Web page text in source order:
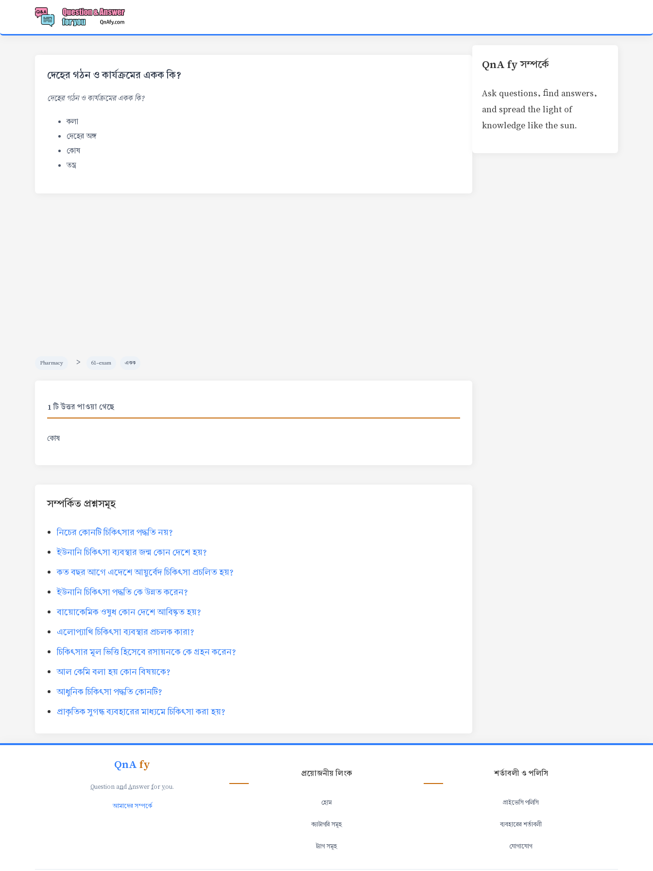
দেহের গঠন ও কার্যক্রমের একক কি?
দেহের গঠন ও কার্যক্রমের একক কি?
কলা
দেহের অঙ্গ
কোষ
তন্ত্র
Pharmacy > 61-exam একক
1 টি উত্তর পাওয়া গেছে
কোষ
সম্পর্কিত প্রশ্নসমূহ
নিচের কোনটি চিকিৎসার পদ্ধতি নয়?
ইউনানি চিকিৎসা ব্যবস্থার জন্ম কোন দেশে হয়?
কত বছর আগে এদেশে আয়ুর্বেদ চিকিৎসা প্রচলিত হয়?
ইউনানি চিকিৎসা পদ্ধতি কে উন্নত করেন?
বায়োকেমিক ওষুধ কোন দেশে আবিষ্কৃত হয়?
এলোপ্যাথি চিকিৎসা ব্যবস্থার প্রচলক কারা?
চিকিৎসার মূল ভিত্তি হিসেবে রসায়নকে কে গ্রহন করেন?
আল কেমি বলা হয় কোন বিষয়কে?
আধুনিক চিকিৎসা পদ্ধতি কোনটি?
প্রাকৃতিক সুগন্ধ ব্যবহারের মাধ্যমে চিকিৎসা করা হয়?
QnA fy সম্পর্কে
Ask questions, find answers,
and spread the light of
knowledge like the sun.
QnAfy
Question andAnswer foryou.
আমাদের সম্পর্কে
প্রয়োজনীয় লিংক
হোম
ক্যাটাগরি সমূহ
ট্যাগ সমূহ
শর্তাবলী ও পলিসি
প্রাইভেসি পলিসি
ব্যবহারের শর্তাবলী
যোগাযোগ